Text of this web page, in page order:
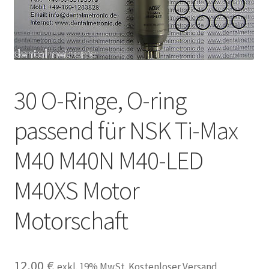
Unsere Firma
Warenkorb
30 O-Ringe, O-ring
passend für NSK Ti-Max
M40 M40N M40-LED
M40XS Motor
Motorschaft
12,00 € exkl. 19% MwSt. Kostenloser Versand